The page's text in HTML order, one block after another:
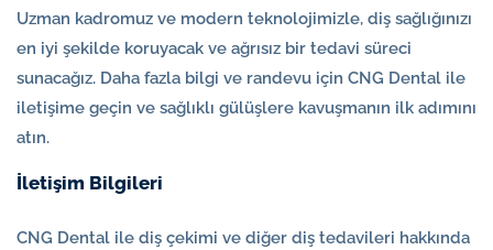
Uzman kadromuz ve modern teknolojimizle, diş sağlığınızı
en iyi şekilde koruyacak ve ağrısız bir tedavi süreci
sunacağız. Daha fazla bilgi ve randevu için CNG Dental ile
iletişime geçin ve sağlıklı gülüşlere kavuşmanın ilk adımını
atın.
İletişim Bilgileri
CNG Dental ile diş çekimi ve diğer diş tedavileri hakkında